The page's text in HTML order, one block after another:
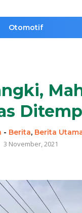
Otomotif
- Berita, Berita
3 November, 2021